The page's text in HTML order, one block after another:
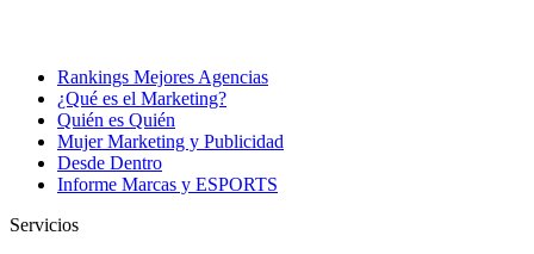
Rankings Mejores Agencias
¿Qué es el Marketing?
Quién es Quién
Mujer Marketing y Publicidad
Desde Dentro
Informe Marcas y ESPORTS
Servicios